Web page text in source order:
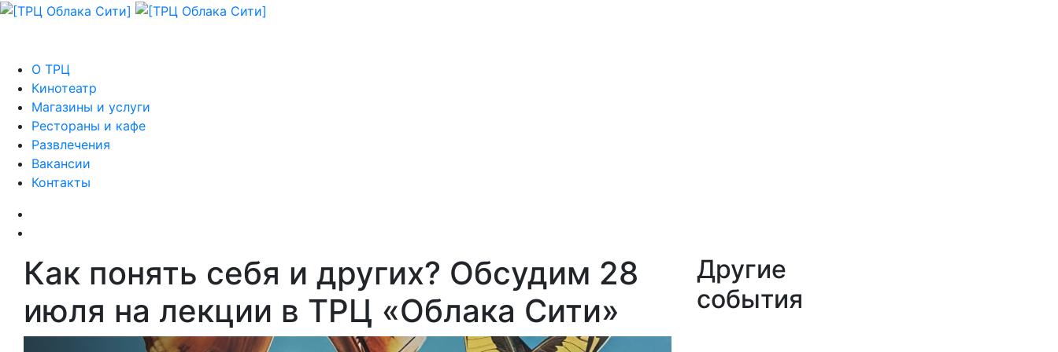
О ТРЦ
Кинотеатр
Магазины и услуги
Рестораны и кафе
Развлечения
Вакансии
Контакты
Как понять себя и других? Обсудим 28
июля на лекции в ТРЦ «Облака Сити»
Другие
события